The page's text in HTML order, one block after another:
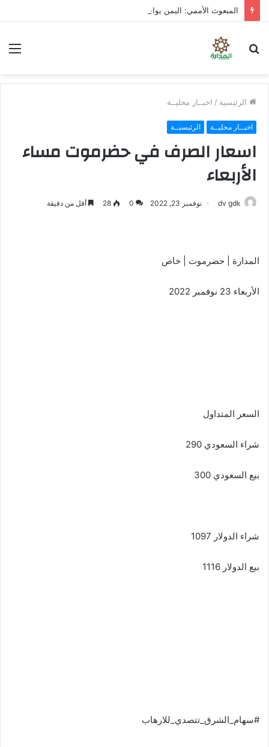
المبعوث الأممي: اليمن يواجه خطر العودة إلى صراع واسع النطاق
الرئيسية / اخبــار محليــة
اخبــار محليــة الرئيسيــة
اسعار الصرف في حضرموت مساء
الأربعاء
dv gdk نوفمبر 23, 2022 0
28 أقل من دقيقة
المدارة | حضرموت | خاص
الأربعاء 23 نوفمبر 2022
السعر المتداول
شراء السعودي 290
بيع السعودي 300
شراء الدولار 1097
بيع الدولار 1116
#سهام_الشرق_تتصدي_للارهاب